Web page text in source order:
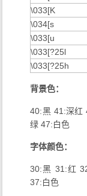
63
表意
划线
64
表意
标志
65
90–97
设置
景色
107
景色
\033[K
\034[s
\033[u
\033[?25l
\033[?25h
背景色：
40:黑 41:深红
绿 47:白色
字体颜色：
30:黑 31:红
37:白色